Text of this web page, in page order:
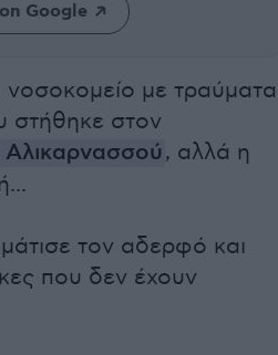
Google
νοσοκομείο με τραύματα
στήθηκε στον
, αλλά η
τον αδερφό και
που δεν έχουν